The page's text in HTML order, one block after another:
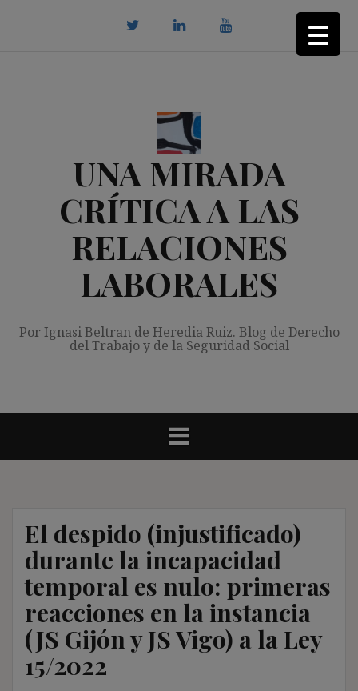
UNA MIRADA
CRÍTICA A LAS
RELACIONES
LABORALES
Por Ignasi Beltran de Heredia Ruiz. Blog de Derecho
del Trabajo y de la Seguridad Social
El despido (injustificado)
durante la incapacidad
temporal es nulo: primeras
reacciones en la instancia
(JS Gijón y JS Vigo) a la Ley
15/2022